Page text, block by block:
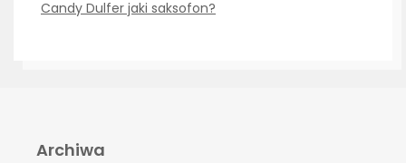
Candy Dulfer jaki saksofon?
Archiwa